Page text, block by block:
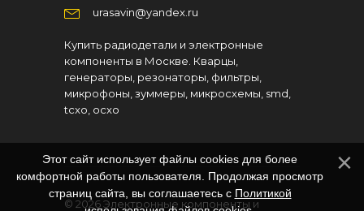
urasavin@yandex.ru
Купить радиодетали и электронные
компоненты в Москве. Кварцы,
генераторы, резонаторы, фильтры,
микрофоны, зуммеры, микросхемы, smd,
tcxo, ocxo
© 2026Электронные компоненты и
Этот сайт использует файлы cookies для более
комфортной работы пользователя. Продолжая просмотр
страниц сайта, вы соглашаетесь с Политикой